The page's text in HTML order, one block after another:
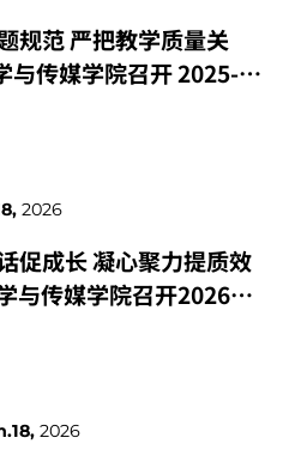
规范 严把教学质量关
传媒学院召开 2025-
2026
促成长 凝心聚力提质效
与传媒学院召开2026年
2026